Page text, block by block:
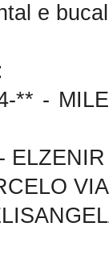
e
** -